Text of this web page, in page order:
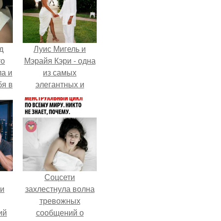
и
в
Луис Мигель и
Мэрайя Кэри - одна
из самых
элегантных и
обсуждаемых пар
конца 90-х.
Соцсети
захлестнула волна
тревожных
сообщений о